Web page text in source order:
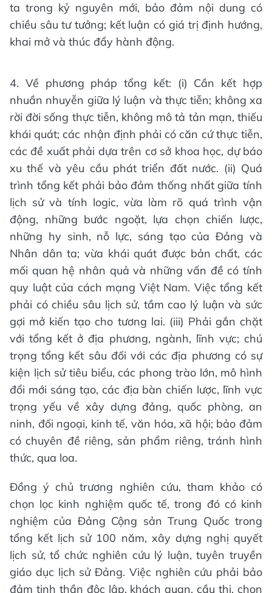
ta trong kỷ nguyên mới, bảo đảm nội dung có
chiều sâu tư tưởng; kết luận có giá trị định hướng,
khai mở và thúc đẩy hành động.
4. Về phương pháp tổng kết: (i) Cần kết hợp
nhuần nhuyễn giữa lý luận và thực tiễn; không xa
rời đời sống thực tiễn, không mô tả tản mạn, thiếu
khái quát; các nhận định phải có căn cứ thực tiễn,
các đề xuất phải dựa trên cơ sở khoa học, dự báo
xu thế và yêu cầu phát triển đất nước. (ii) Quá
trình tổng kết phải bảo đảm thống nhất giữa tính
lịch sử và tính logic, vừa làm rõ quá trình vận
động, những bước ngoặt, lựa chọn chiến lược,
những hy sinh, nỗ lực, sáng tạo của Đảng và
Nhân dân ta; vừa khái quát được bản chất, các
mối quan hệ nhân quả và những vấn đề có tính
quy luật của cách mạng Việt Nam. Việc tổng kết
phải có chiều sâu lịch sử, tầm cao lý luận và sức
gợi mở kiến tạo cho tương lai. (iii) Phải gắn chặt
với tổng kết ở địa phương, ngành, lĩnh vực; chú
trọng tổng kết sâu đối với các địa phương có sự
kiện lịch sử tiêu biểu, các phong trào lớn, mô hình
đổi mới sáng tạo, các địa bàn chiến lược, lĩnh vực
trọng yếu về xây dựng đảng, quốc phòng, an
ninh, đối ngoại, kinh tế, văn hóa, xã hội; bảo đảm
có chuyên đề riêng, sản phẩm riêng, tránh hình
thức, qua loa.
Đồng ý chủ trương nghiên cứu, tham khảo có
chọn lọc kinh nghiệm quốc tế, trong đó có kinh
nghiệm của Đảng Cộng sản Trung Quốc trong
tổng kết lịch sử 100 năm, xây dựng nghị quyết
lịch sử, tổ chức nghiên cứu lý luận, tuyên truyền
giáo dục lịch sử Đảng. Việc nghiên cứu phải bảo
đảm tinh thần độc lập, khách quan, cầu thị, chọn